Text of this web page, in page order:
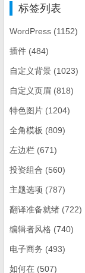
标签列表
WordPress (1152)
插件 (484)
自定义背景 (1023)
自定义页眉 (818)
特色图片 (1204)
全角模板 (809)
左边栏 (671)
投资组合 (560)
主题选项 (787)
翻译准备就绪 (722)
编辑者风格 (740)
电子商务 (493)
如何在 (507)